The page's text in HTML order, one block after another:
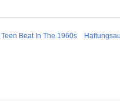
Beat In The 1960s